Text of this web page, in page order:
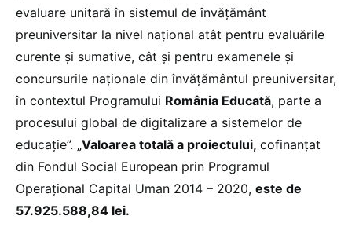
evaluare unitară în sistemul de învățământ
preuniversitar la nivel național atât pentru evaluările
curente și sumative, cât și pentru examenele și
concursurile naționale din învățământul preuniversitar,
în contextul Programului România Educată, parte a
procesului global de digitalizare a sistemelor de
educație”. „Valoarea totală a proiectului, cofinanțat
din Fondul Social European prin Programul
Operațional Capital Uman 2014 – 2020, este de
57.925.588,84 lei.